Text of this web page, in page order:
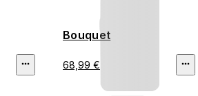
Bouquet
68,99 €